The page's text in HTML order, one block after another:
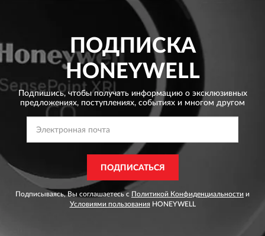
ПОДПИСКА
HONEYWELL
Подпишись, чтобы получать информацию о эксклюзивных
предложениях, поступлениях, событиях и многом другом
ПОДПИСАТЬСЯ
Подписываясь, Вы соглашаетесь с Политикой Конфиденциальности и
Условиями пользованияHONEYWELL